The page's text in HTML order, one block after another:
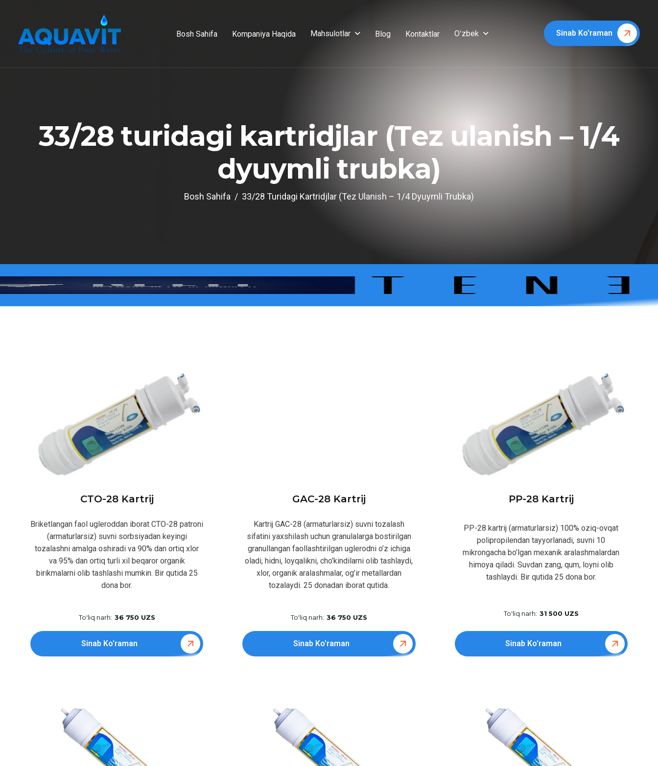
Bosh Sahifa Kompaniya Haqida Mahsulotlar Blog Kontaktlar Oʻzbek Sinab Ko'raman
33/28 turidagi kartridjlar (Tez ulanish – 1/4
dyuymli trubka)
Bosh Sahifa 33/28 Turidagi Kartridjlar (Tez Ulanish – 1/4 Dyuymli Trubka)
CTO-28 Kartrij
Briketlangan faol ugleroddan iborat CTO-28 patroni
(armaturlarsiz) suvni sorbsiyadan keyingi
tozalashni amalga oshiradi va 90% dan ortiq xlor
va 95% dan ortiq turli xil beqaror organik
birikmalarni olib tashlashi mumkin. Bir qutida 25
dona bor.
To'liq narh: 36 750 UZS
Sinab Ko'raman
GAC-28 Kartrij
Kartrij GAC-28 (armaturlarsiz) suvni tozalash
sifatini yaxshilash uchun granulalarga bostirilgan
granullangan faollashtirilgan uglerodni o’z ichiga
oladi, hidni, loyqalikni, cho’kindilarni olib tashlaydi,
xlor, organik aralashmalar, og’ir metallardan
tozalaydi. 25 donadan iborat qutida.
To'liq narh: 36 750 UZS
Sinab Ko'raman
PP-28 Kartrij
PP-28 kartrij (armaturlarsiz) 100% oziq-ovqat
polipropilendan tayyorlanadi, suvni 10
mikrongacha bo’lgan mexanik aralashmalardan
himoya qiladi. Suvdan zang, qum, loyni olib
tashlaydi. Bir qutida 25 dona bor.
To'liq narh: 31 500 UZS
Sinab Ko'raman